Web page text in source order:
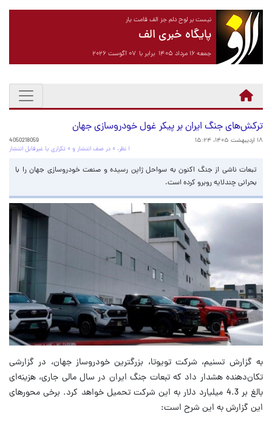
نیست بر لوح دلم جز الف قامت یار
پایگاه خبری الف
جمعه ۱۶ مرداد ۱۴۰۵ برابر با ۰۷ آگوست ۲۰۲۶
ترکش‌های جنگ ایران بر پیکر غول خودروسازی جهان
۱۸ اردیبهشت ۱۴۰۵، ۱۵:۲۴
4050218059
۱ نظر، ۰ در صف انتشار و ۰ تکراری یا غیرقابل انتشار
تبعات ناشی از جنگ اکنون به سواحل ژاپن رسیده و صنعت خودروسازی جهان را با
بحرانی چندلایه روبرو کرده است.
به گزارش تسنیم، شرکت تویوتا، بزرگترین خودروساز جهان، در گزارشی
تکان‌دهنده هشدار داد که تبعات جنگ ایران در سال مالی جاری، هزینه‌ای
بالغ بر 4.3 میلیارد دلار به این شرکت تحمیل خواهد کرد. برخی محورهای
این گزارش به این شرح است: